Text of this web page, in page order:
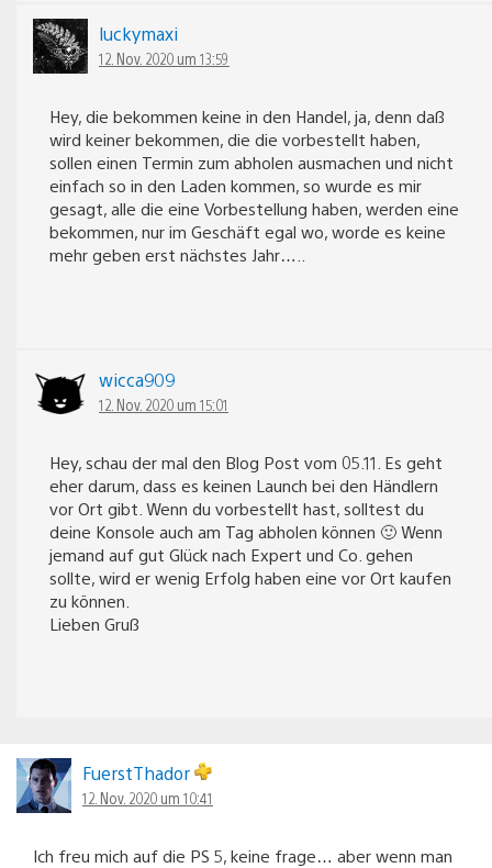
luckymaxi
12. Nov. 2020 um 13:59
Hey, die bekommen keine in den Handel, ja, denn daß
wird keiner bekommen, die die vorbestellt haben,
sollen einen Termin zum abholen ausmachen und nicht
einfach so in den Laden kommen, so wurde es mir
gesagt, alle die eine Vorbestellung haben, werden eine
bekommen, nur im Geschäft egal wo, worde es keine
mehr geben erst nächstes Jahr…..
wicca909
12. Nov. 2020 um 15:01
Hey, schau der mal den Blog Post vom 05.11. Es geht
eher darum, dass es keinen Launch bei den Händlern
vor Ort gibt. Wenn du vorbestellt hast, solltest du
deine Konsole auch am Tag abholen können 🙂 Wenn
jemand auf gut Glück nach Expert und Co. gehen
sollte, wird er wenig Erfolg haben eine vor Ort kaufen
zu können.
Lieben Gruß
FuerstThador
12. Nov. 2020 um 10:41
Ich freu mich auf die PS 5, keine frage… aber wenn man